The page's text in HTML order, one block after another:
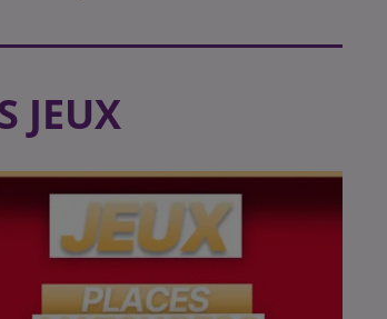
JEUX